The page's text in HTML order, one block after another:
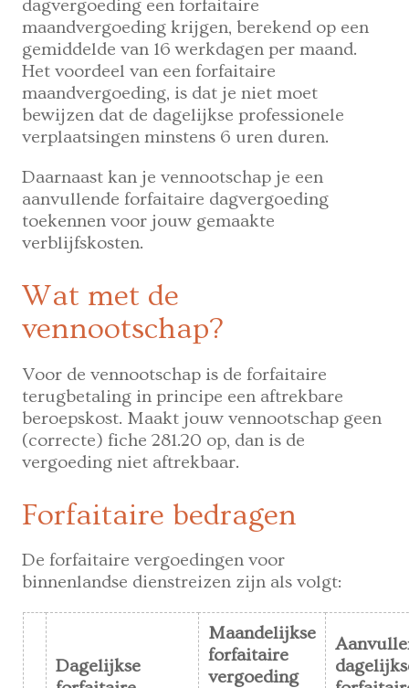
dagvergoeding een forfaitaire
maandvergoeding krijgen, berekend op een
gemiddelde van 16 werkdagen per maand.
Het voordeel van een forfaitaire
maandvergoeding, is dat je niet moet
bewijzen dat de dagelijkse professionele
verplaatsingen minstens 6 uren duren.
Daarnaast kan je vennootschap je een
aanvullende forfaitaire dagvergoeding
toekennen voor jouw gemaakte
verblijfskosten.
Wat met de
vennootschap?
Voor de vennootschap is de forfaitaire
terugbetaling in principe een aftrekbare
beroepskost. Maakt jouw vennootschap geen
(correcte) fiche 281.20 op, dan is de
vergoeding niet aftrekbaar.
Forfaitaire bedragen
De forfaitaire vergoedingen voor
binnenlandse dienstreizen zijn als volgt:
Dagelijkse
Maandelijkse
forfaitaire
vergoeding